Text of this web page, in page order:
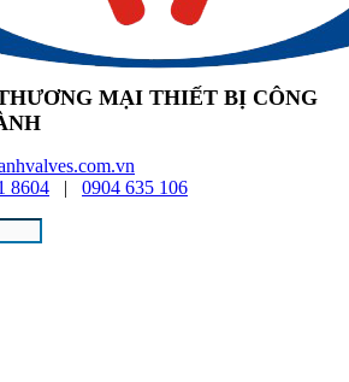
MẠI THIẾT BỊ CÔNG
8604 | 0904 635 106